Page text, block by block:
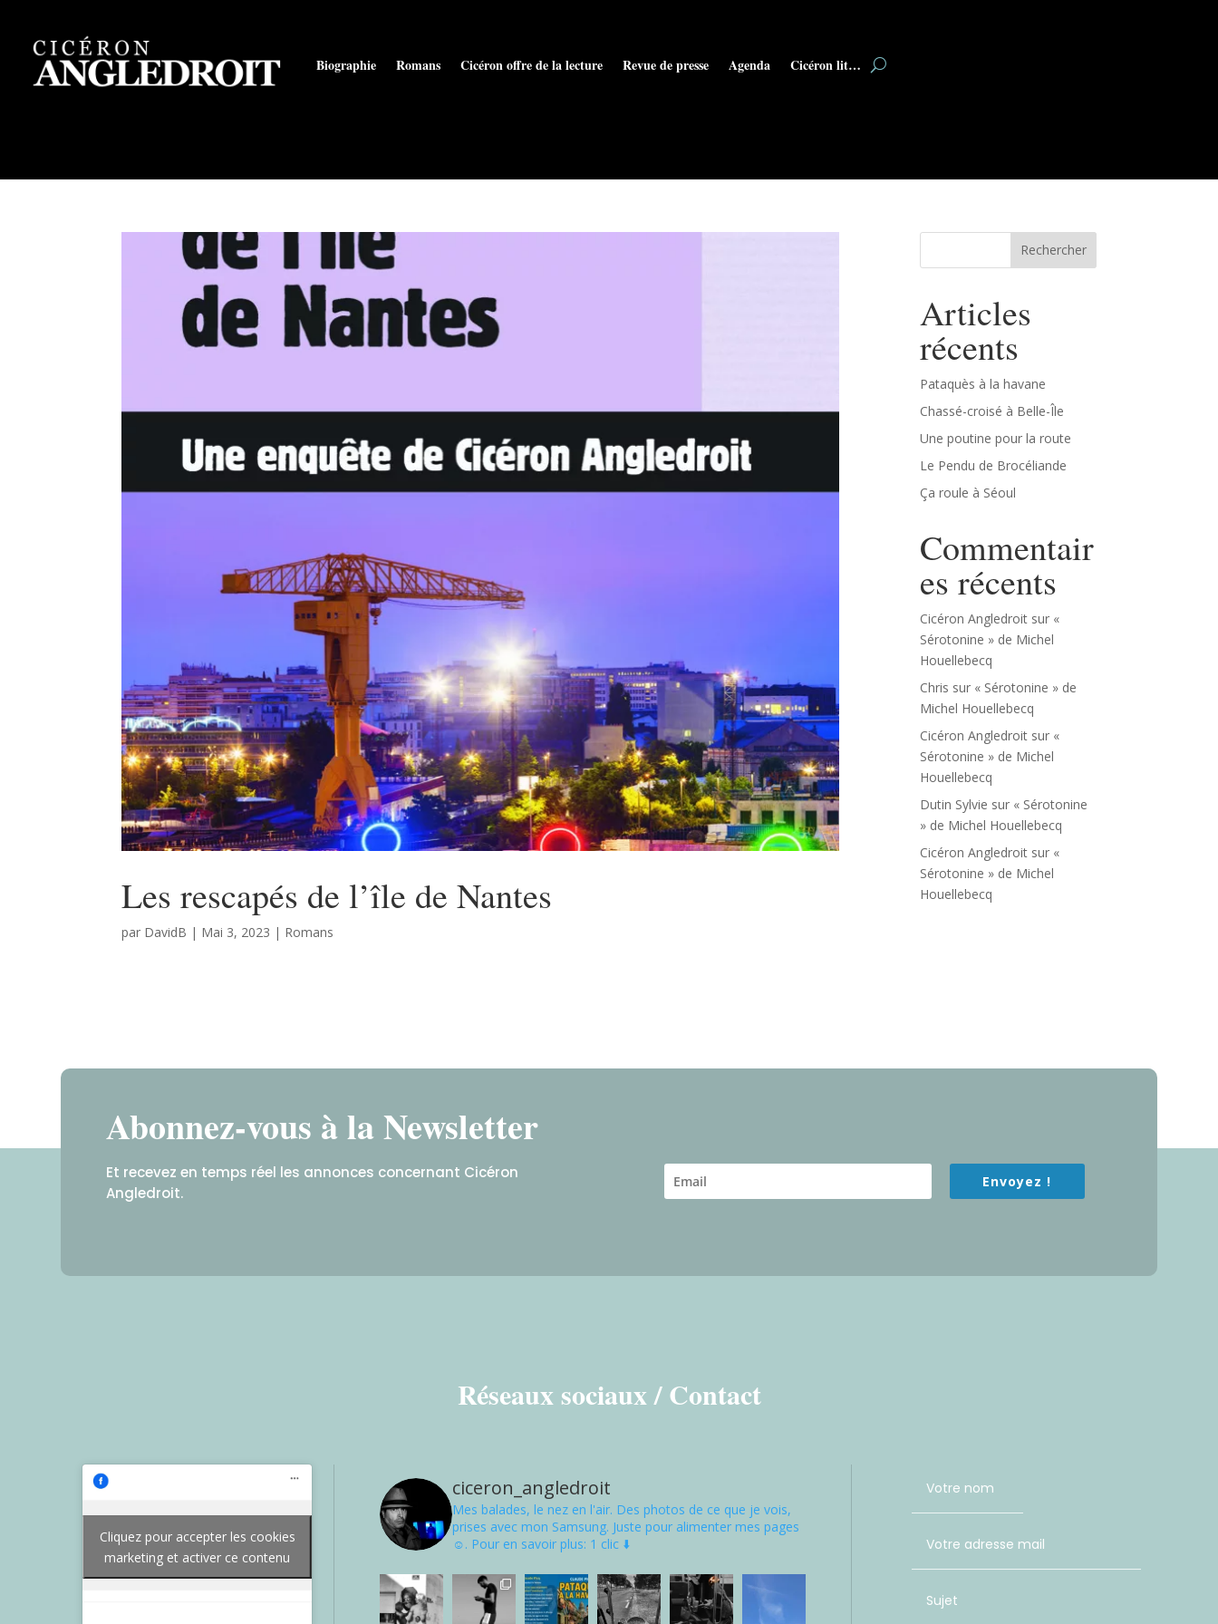
Biographie Romans Cicéron offre de la lecture Revue de presse Agenda Cicéron lit…
Les rescapés de l’île de Nantes
par DavidB | Mai 3, 2023 | Romans
Rechercher
Articles
récents
Pataquès à la havane
Chassé-croisé à Belle-Île
Une poutine pour la route
Le Pendu de Brocéliande
Ça roule à Séoul
Commentair
es récents
Cicéron Angledroit sur «
Sérotonine » de Michel
Houellebecq
Chris sur « Sérotonine » de
Michel Houellebecq
Cicéron Angledroit sur «
Sérotonine » de Michel
Houellebecq
Dutin Sylvie sur « Sérotonine
» de Michel Houellebecq
Cicéron Angledroit sur «
Sérotonine » de Michel
Houellebecq
Abonnez-vous à la Newsletter
Et recevez en temps réel les annonces concernant Cicéron
Angledroit.
Envoyez !
Réseaux sociaux / Contact
Cliquez pour accepter les cookies
marketing et activer ce contenu
ciceron_angledroit
Mes balades, le nez en l'air. Des photos de ce que je vois,
prises avec mon Samsung. Juste pour alimenter mes pages
☺. Pour en savoir plus: 1 clic ⬇️